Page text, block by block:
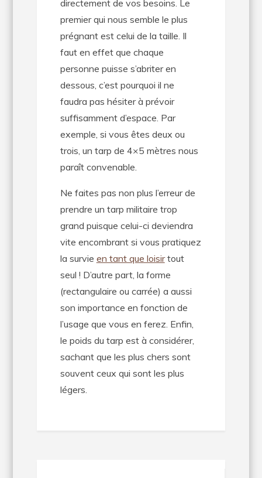
directement de vos besoins. Le
premier qui nous semble le plus
prégnant est celui de la taille. Il
faut en effet que chaque
personne puisse s’abriter en
dessous, c’est pourquoi il ne
faudra pas hésiter à prévoir
suffisamment d’espace. Par
exemple, si vous êtes deux ou
trois, un tarp de 4×5 mètres nous
paraît convenable.
Ne faites pas non plus l’erreur de
prendre un tarp militaire trop
grand puisque celui-ci deviendra
vite encombrant si vous pratiquez
la survie en tant que loisirtout
seul ! D’autre part, la forme
(rectangulaire ou carrée) a aussi
son importance en fonction de
l’usage que vous en ferez. Enfin,
le poids du tarp est à considérer,
sachant que les plus chers sont
souvent ceux qui sont les plus
légers.